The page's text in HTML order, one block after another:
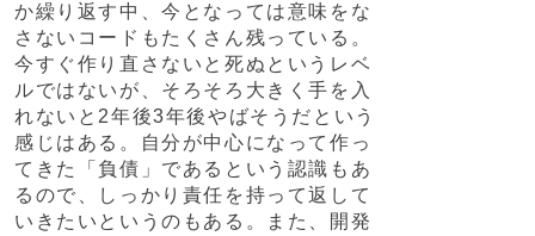
か繰り返す中、今となっては意味をな
さないコードもたくさん残っている。
今すぐ作り直さないと死ぬというレベ
ルではないが、そろそろ大きく手を入
れないと2年後3年後やばそうだという
感じはある。自分が中心になって作っ
てきた「負債」であるという認識もあ
るので、しっかり責任を持って返して
いきたいというのもある。また、開発